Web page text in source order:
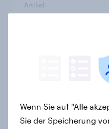
Artikel
Lufthansa
Imagegewinn
Wenn Sie auf "Alle
Sie der Speicherung